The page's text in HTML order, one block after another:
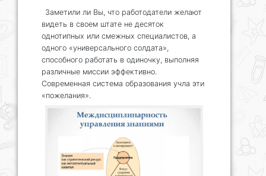
Заметили ли Вы, что работодатели желают
видеть в своем штате не десяток
однотипных или смежных специалистов, а
одного «универсального солдата»,
способного работать в одиночку, выполняя
различные миссии эффективно.
Современная система образования учла эти
«пожелания».